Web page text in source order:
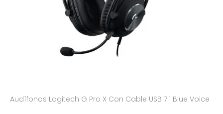
Audífonos Logitech G Pro X Con Cable USB 7.1 Blue Voice